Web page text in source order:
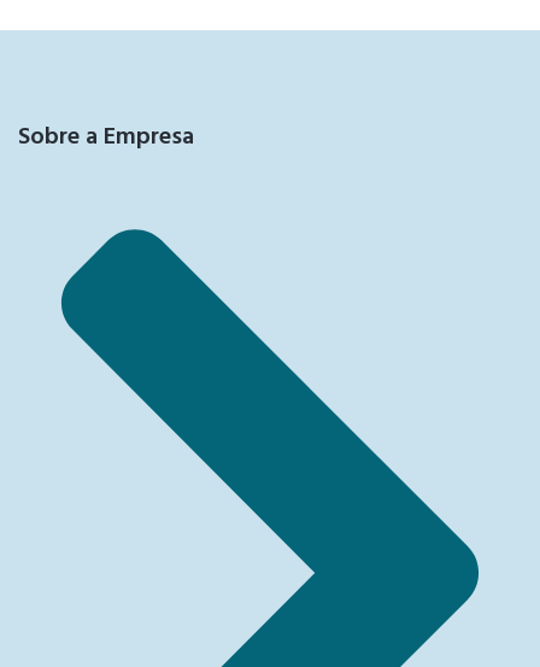
Sobre a Empresa